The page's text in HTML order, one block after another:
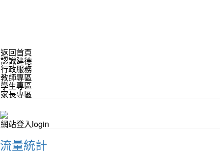
返回首頁
認識建德
行政服務
教師專區
學生專區
家長專區
網站登入login
流量統計